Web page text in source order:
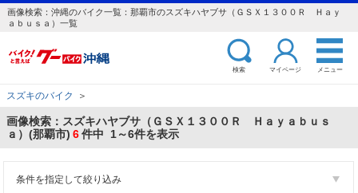
画像検索：沖縄のバイク一覧：那覇市のスズキハヤブサ（ＧＳＸ１３００Ｒ Ｈａｙ
ａｂｕｓａ）一覧
検索 マイページ メニュー
スズキのバイク ＞
画像検索：スズキハヤブサ（ＧＳＸ１３００Ｒ Ｈａｙａｂｕｓ
ａ）(那覇市) 6件中 1～6件を表示
条件を指定して絞り込み